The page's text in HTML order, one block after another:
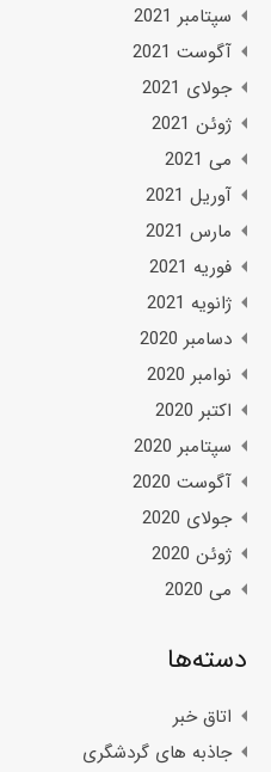
سپتامبر 2021
آگوست 2021
جولای 2021
ژوئن 2021
می 2021
آوریل 2021
مارس 2021
فوریه 2021
ژانویه 2021
دسامبر 2020
نوامبر 2020
اکتبر 2020
سپتامبر 2020
آگوست 2020
جولای 2020
ژوئن 2020
می 2020
دسته‌ها
اتاق خبر
جاذبه های گردشگری